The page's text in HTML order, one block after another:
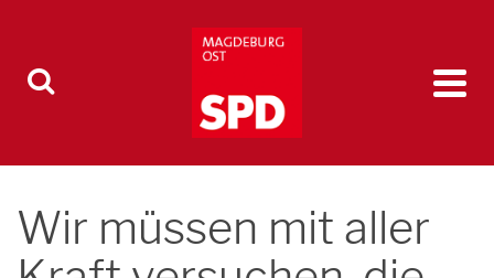
Wir müssen mit aller